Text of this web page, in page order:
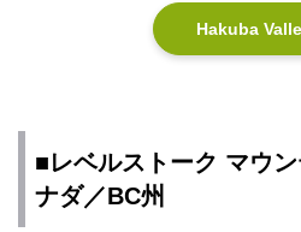
Hakuba
■レベルストーク マウ
ナダ／BC州